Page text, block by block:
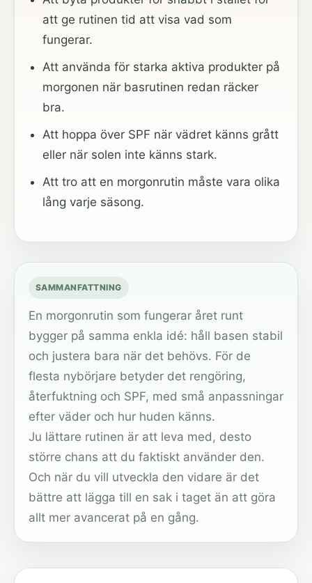
att ge rutinen tid att visa vad som
fungerar.
Att använda för starka aktiva produkter på
morgonen när basrutinen redan räcker
bra.
Att hoppa över SPF när vädret känns grått
eller när solen inte känns stark.
Att tro att en morgonrutin måste vara olika
lång varje säsong.
SAMMANFATTNING
En morgonrutin som fungerar året runt
bygger på samma enkla idé: håll basen stabil
och justera bara när det behövs. För de
flesta nybörjare betyder det rengöring,
återfuktning och SPF, med små anpassningar
efter väder och hur huden känns.
Ju lättare rutinen är att leva med, desto
större chans att du faktiskt använder den.
Och när du vill utveckla den vidare är det
bättre att lägga till en sak i taget än att göra
allt mer avancerat på en gång.